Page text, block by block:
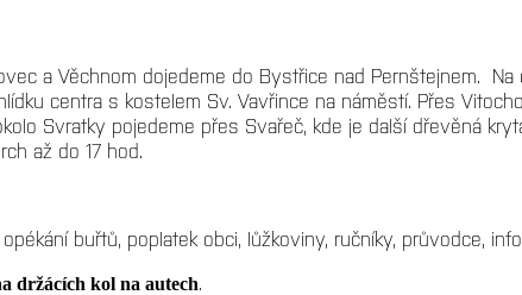
a Věchnom dojedeme do Bystřice nad Pernštejnem.
centra s kostelem Sv. Vavřince na náměstí. Přes
Svratky pojedeme přes Svařeč, kde je další dřevěná
až do 17 hod.
buřtů, poplatek obci, lůžkoviny, ručníky, průvodce,
držácích kol na autech